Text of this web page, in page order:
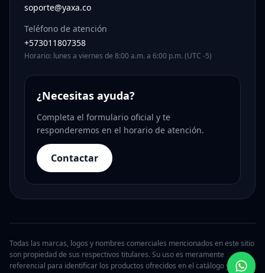
soporte@yaxa.co
Teléfono de atención
+573011807358
Horario: lunes a viernes de 8:00 a.m. a 6:00 p.m. (UTC -5)
¿Necesitas ayuda?
Completa el formulario oficial y te
responderemos en el horario de atención.
Contactar
Todas las marcas, logos y nombres comerciales mencionados en este sitio
son propiedad de sus respectivos titulares. Su uso es meramente
referencial para identificar los productos ofrecidos en el catálogo y no